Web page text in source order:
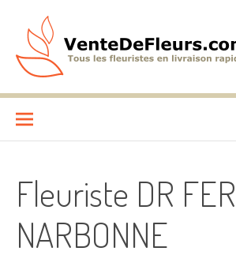
contenu
VenteDeFleurs.com
Fleuriste DR
NARBONNE